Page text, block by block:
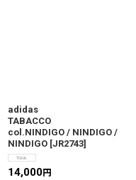
adidas
TABACCO
col.NINDIGO / NINDIGO /
NINDIGO [JR2743]
14,000円